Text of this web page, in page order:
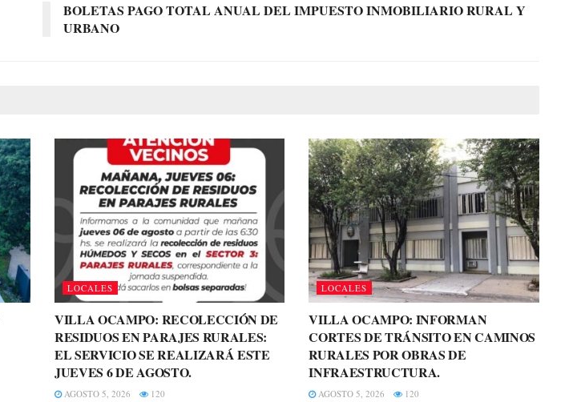
BOLETAS PAGO TOTAL ANUAL DEL IMPUESTO INMOBILIARIO RURAL Y
URBANO
LOCALES
VILLA OCAMPO: RECOLECCIÓN DE
RESIDUOS EN PARAJES RURALES:
EL SERVICIO SE REALIZARÁ ESTE
JUEVES 6 DE AGOSTO.
AGOSTO 5, 2026 120
LOCALES
VILLA OCAMPO: INFORMAN
CORTES DE TRÁNSITO EN CAMINOS
RURALES POR OBRAS DE
INFRAESTRUCTURA.
AGOSTO 5, 2026 120